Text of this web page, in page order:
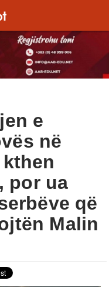
e
në
por ua
që
Malin